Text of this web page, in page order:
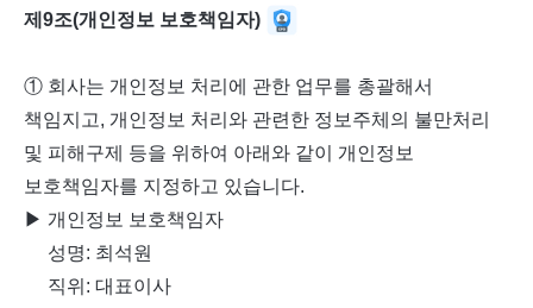
제9조(개인정보 보호책임자)
① 회사는 개인정보 처리에 관한 업무를 총괄해서
책임지고, 개인정보 처리와 관련한 정보주체의 불만처리
및 피해구제 등을 위하여 아래와 같이 개인정보
보호책임자를 지정하고 있습니다.
▶ 개인정보 보호책임자
성명: 최석원
직위: 대표이사